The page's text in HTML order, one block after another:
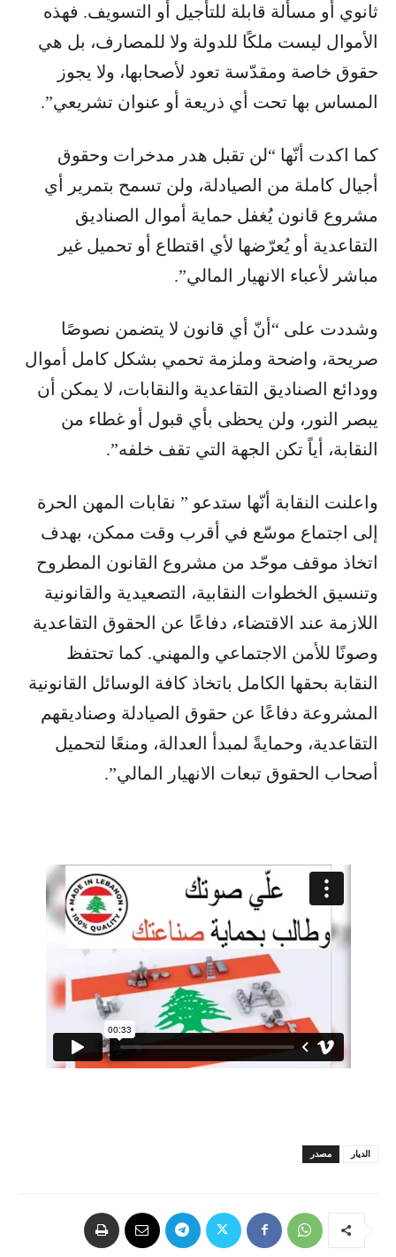
ثانوي أو مسألة قابلة للتأجيل أو التسويف. فهذه
الأموال ليست ملكًا للدولة ولا للمصارف، بل هي
حقوق خاصة ومقدّسة تعود لأصحابها، ولا يجوز
المساس بها تحت أي ذريعة أو عنوان تشريعي”.
كما اكدت أنّها “لن تقبل هدر مدخرات وحقوق
أجيال كاملة من الصيادلة، ولن تسمح بتمرير أي
مشروع قانون يُغفل حماية أموال الصناديق
التقاعدية أو يُعرّضها لأي اقتطاع أو تحميل غير
مباشر لأعباء الانهيار المالي”.
وشددت على “أنّ أي قانون لا يتضمن نصوصًا
صريحة، واضحة وملزمة تحمي بشكل كامل أموال
وودائع الصناديق التقاعدية والنقابات، لا يمكن أن
يبصر النور، ولن يحظى بأي قبول أو غطاء من
النقابة، أياً تكن الجهة التي تقف خلفه”.
واعلنت النقابة أنّها ستدعو ” نقابات المهن الحرة
إلى اجتماع موسّع في أقرب وقت ممكن، بهدف
اتخاذ موقف موحّد من مشروع القانون المطروح
وتنسيق الخطوات النقابية، التصعيدية والقانونية
اللازمة عند الاقتضاء، دفاعًا عن الحقوق التقاعدية
وصونًا للأمن الاجتماعي والمهني. كما تحتفظ
النقابة بحقها الكامل باتخاذ كافة الوسائل القانونية
المشروعة دفاعًا عن حقوق الصيادلة وصناديقهم
التقاعدية، وحمايةً لمبدأ العدالة، ومنعًا لتحميل
أصحاب الحقوق تبعات الانهيار المالي”.
مصدر الديار